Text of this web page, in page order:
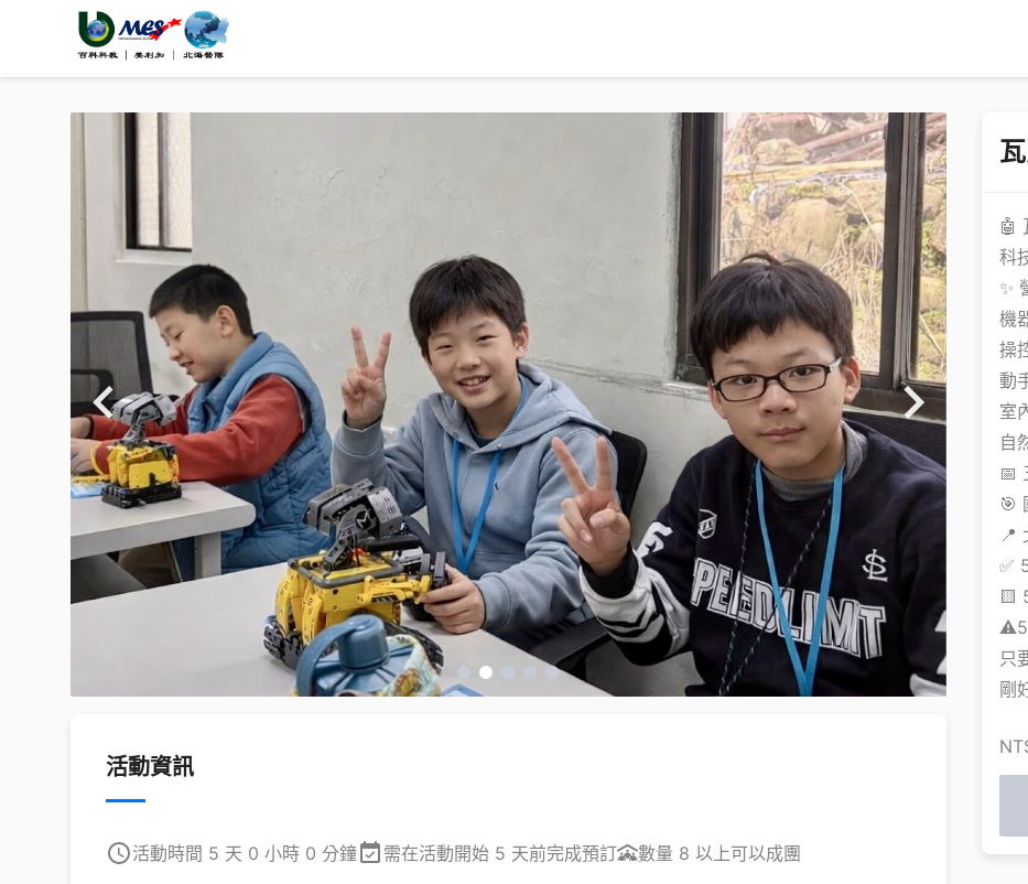
活動資訊
活動時間 5 天 0 小時 0 分鐘 需在活動開始 5 天前完成預訂 數量 8 以上可以成團
🤖
科
✨
機
操
動
室
自
📅
🎯
📍
✅
🟨
只
剛